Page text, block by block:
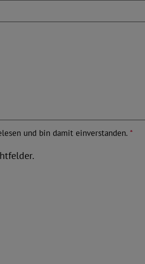
und bin damit einverstanden. *